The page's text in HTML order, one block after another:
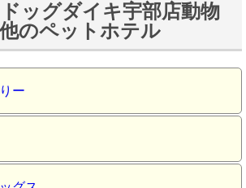
ッグダイキ宇部店動物
のペットホテル
ー